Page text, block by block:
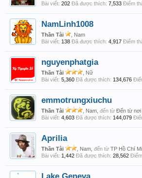
Bài viết: 202 Đã được thích: 7,533 Điểm
NamLinh1008
Thần Tài
, Nam
Bài viết: 138 Đã được thích: 4,917 Điểm
nguyenphatgia
Thần Tài
, Nữ
Bài viết: 5,360 Đã được thích: 134,676
emmotrungxiuchu
Thần Tài , Nam, đến từ Đến từ nơi
Bài viết: 4,603 Đã được thích: 144,079
Aprilia
Thần Tài , Nam, đến từ TP Hồ Chí
Bài viết: 1,442 Đã được thích: 28,562
Lake Geneva